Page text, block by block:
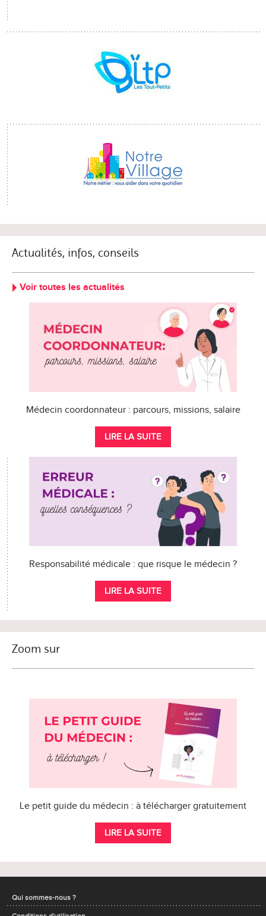
Actualités, infos, conseils
Voir toutes les actualités
Médecin coordonnateur : parcours, missions, salaire
LIRE LA SUITE
Responsabilité médicale : que risque le médecin ?
LIRE LA SUITE
Zoom sur
Le petit guide du médecin : à télécharger gratuitement
LIRE LA SUITE
Qui sommes-nous ?